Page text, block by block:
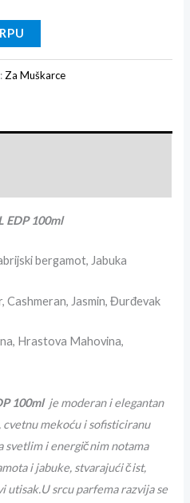
Za Muškarce
EDP 100ml
bergamot, Jabuka
Cashmeran, Jasmin, Đurđevak
Hrastova Mahovina,
100ml je moderan i elegantan
cvetnu mekoću i sofisticiranu
svetlim i energičnim notama
i jabuke, stvarajući čist,
utisak.U srcu parfema razvija se